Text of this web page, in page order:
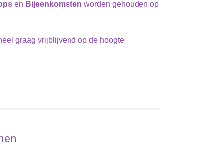
en Bijeenkomsten worden gehouden op
graag vrijblijvend op de hoogte